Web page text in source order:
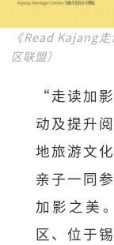
《Read Kajang
区联盟）
“走读加
动及提升
地旅游文
亲子一同
加影之美
区、位于